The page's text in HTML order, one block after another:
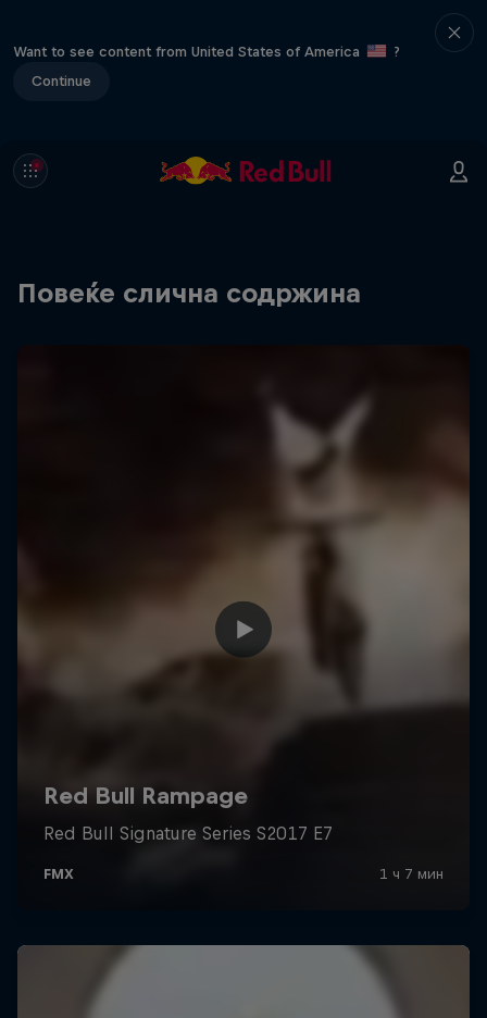
Want to see content from United States of America
?
Continue
Повеќе слична содржина